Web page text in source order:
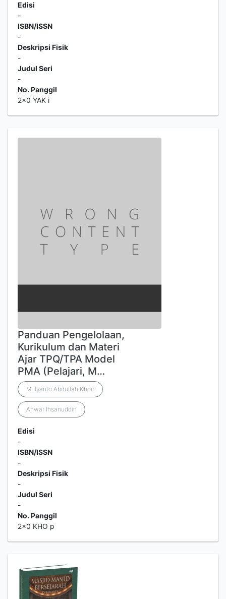
Edisi
-
ISBN/ISSN
-
Deskripsi Fisik
-
Judul Seri
-
No. Panggil
2x0 YAK i
Panduan Pengelolaan,
Kurikulum dan Materi
Ajar TPQ/TPA Model
PMA (Pelajari, M…
Mulyanto Abdullah Khoir
Anwar Ihsanuddin
Edisi
-
ISBN/ISSN
-
Deskripsi Fisik
-
Judul Seri
-
No. Panggil
2x0 KHO p